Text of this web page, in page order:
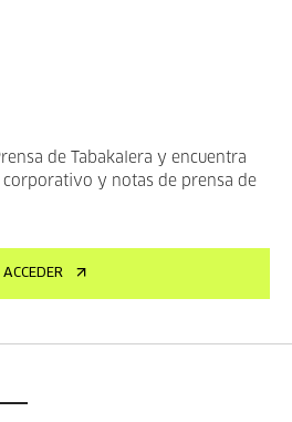
de Tabakalera y encuentra
y notas de prensa de
ACCEDER